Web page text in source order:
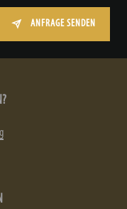
ANFRAGE SENDEN